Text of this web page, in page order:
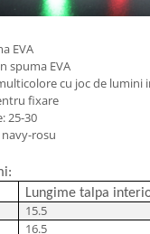
EVA
spuma EVA
cu joc de
fixare
25-30
navy-rosu
Lungime talpa
15.5
16.5